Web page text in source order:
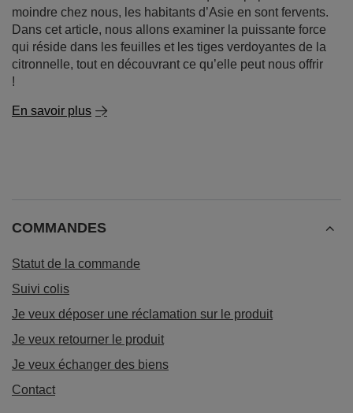
moindre chez nous, les habitants d’Asie en sont fervents.
Dans cet article, nous allons examiner la puissante force
qui réside dans les feuilles et les tiges verdoyantes de la
citronnelle, tout en découvrant ce qu’elle peut nous offrir
!
En savoir plus
COMMANDES
Statut de la commande
Suivi colis
Je veux déposer une réclamation sur le produit
Je veux retourner le produit
Je veux échanger des biens
Contact